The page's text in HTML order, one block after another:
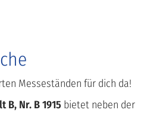
Messeständen für dich da!
B, Nr. B 1915 bietet neben der